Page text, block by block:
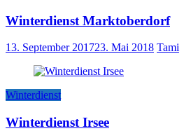
Winterdienst Marktoberdorf
13. September 201723. Mai 2018 Tami
Winterdienst
Winterdienst Irsee